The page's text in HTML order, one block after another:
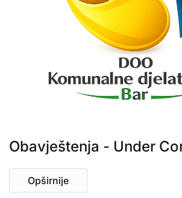
Obavještenja - Under
Opširnije